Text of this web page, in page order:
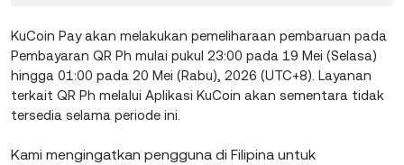
KuCoin Pay akan melakukan pemeliharaan pembaruan pada
Pembayaran QR Ph mulai pukul 23:00 pada 19 Mei (Selasa)
hingga 01:00 pada 20 Mei (Rabu), 2026 (UTC+8). Layanan
terkait QR Ph melalui Aplikasi KuCoin akan sementara tidak
tersedia selama periode ini.
Kami mengingatkan pengguna di Filipina untuk